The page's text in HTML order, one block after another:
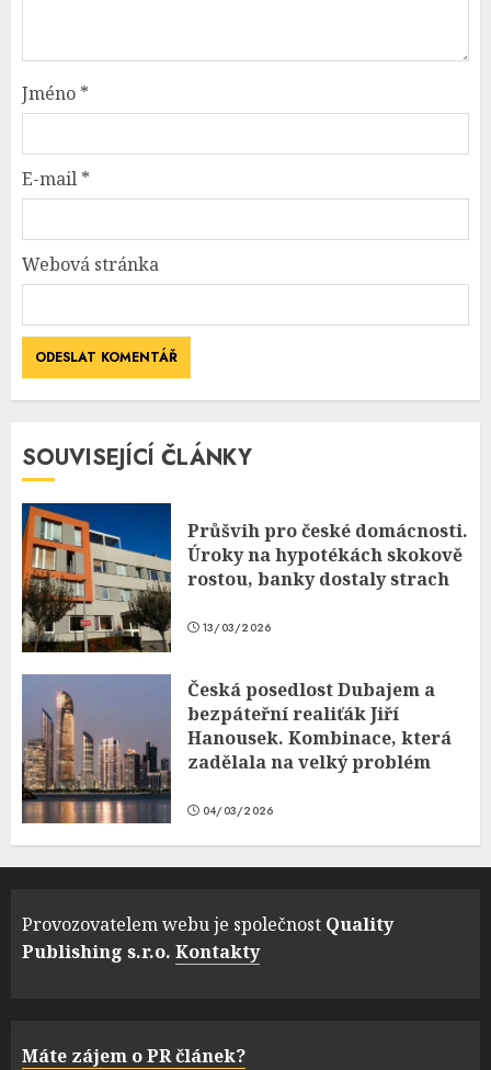
Jméno *
E-mail *
Webová stránka
SOUVISEJÍCÍ ČLÁNKY
Průšvih pro české domácnosti.
Úroky na hypotékách skokově
rostou, banky dostaly strach
13/03/2026
Česká posedlost Dubajem a
bezpáteřní realiťák Jiří
Hanousek. Kombinace, která
zadělala na velký problém
04/03/2026
Provozovatelem webu je společnost Quality
Publishing s.r.o. Kontakty
Máte zájem o PR článek?